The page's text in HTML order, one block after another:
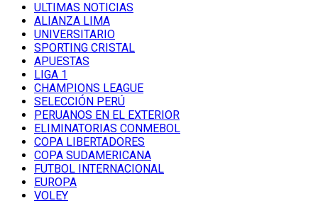
ULTIMAS NOTICIAS
ALIANZA LIMA
UNIVERSITARIO
SPORTING CRISTAL
APUESTAS
LIGA 1
CHAMPIONS LEAGUE
SELECCIÓN PERÚ
PERUANOS EN EL EXTERIOR
ELIMINATORIAS CONMEBOL
COPA LIBERTADORES
COPA SUDAMERICANA
FUTBOL INTERNACIONAL
EUROPA
VOLEY